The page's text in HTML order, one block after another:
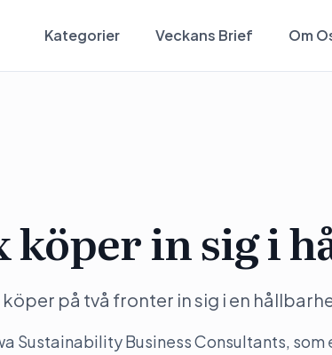
Kategorier Veckans Brief Om
köper in sig i
på två fronter in sig i en
Sustainability Business Consultants,